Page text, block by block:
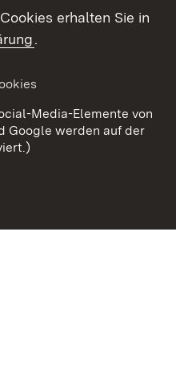
erhalten Sie in
.
Media-Elemente von
Google werden auf der